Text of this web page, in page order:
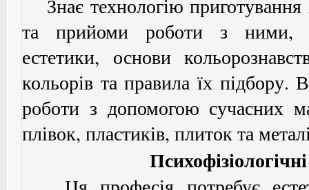
Знає технологію приготування
та прийоми роботи з ними,
естетики, основи
кольорів та правила їх підбору.
роботи з допомогою сучасних
плівок, пластиків, плиток та